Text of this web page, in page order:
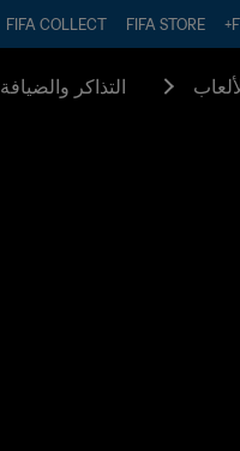
FIFA STORE
FIFA COLLECT
التذاكر والضيافة